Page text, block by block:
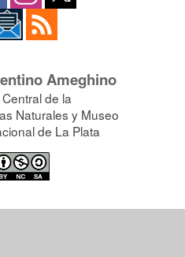
Ameghino
de la
Naturales y Museo
de La Plata